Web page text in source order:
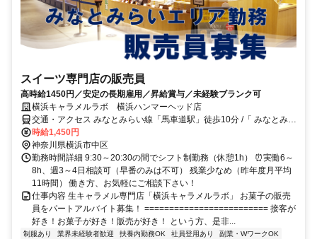
スイーツ専門店の販売員
高時給1450円／安定の長期雇用／昇給賞与／未経験ブランク可
横浜キャラメルラボ 横浜ハンマーヘッド店
交通・アクセス みなとみらい線「馬車道駅」徒歩10分 /「 みなとみら
い駅」徒歩13分 JR根岸線、市営地下鉄ブルーライン「桜木町駅」徒
歩15分 ※東急東横線直通で乗り換えなし可能！
時給1,450円
神奈川県横浜市中区
勤務時間詳細 9:30～20:30の間でシフト制勤務（休憩1h） ⏰実働6～
8h、週3～4日相談可（早番のみは不可） 残業少なめ（昨年度月平均
11時間） 働き方、お気軽にご相談下さい！
仕事内容 生キャラメル専門店「横浜キャラメルラボ」 お菓子の販売
員をパートアルバイト募集！ ========================= 接客が
好き！お菓子が好き！販売が好き！ という方、是非...
制服あり 業界未経験者歓迎 扶養内勤務OK 社員登用あり
副業・WワークOK